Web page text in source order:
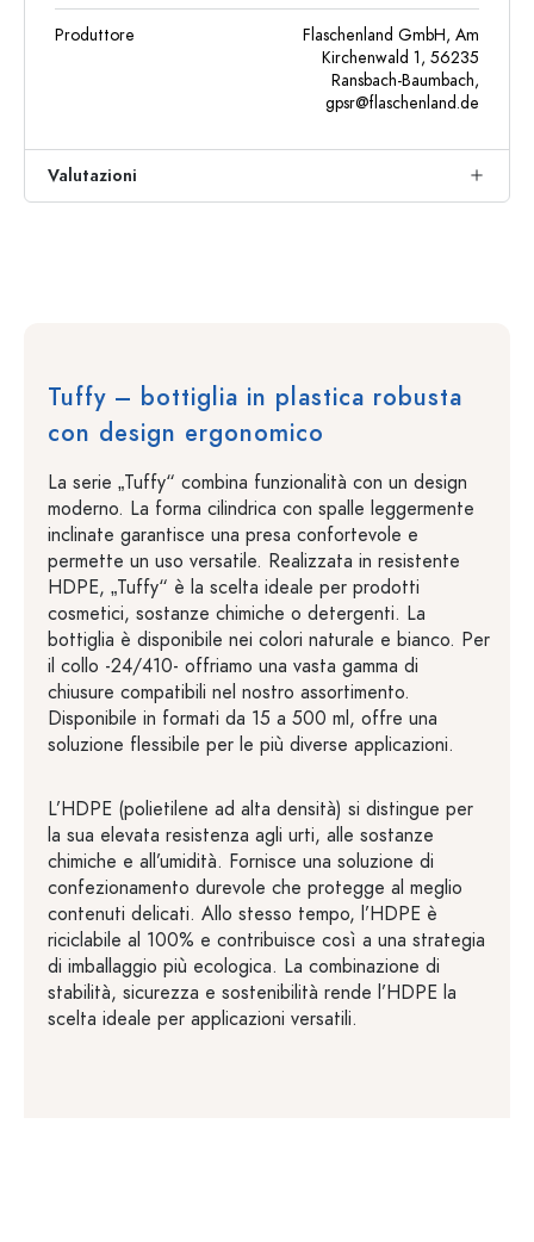
Produttore
Flaschenland GmbH, Am
Kirchenwald 1, 56235
Ransbach-Baumbach,
gpsr@flaschenland.de
Valutazioni
Tuffy – bottiglia in plastica robusta
con design ergonomico
La serie „Tuffy“ combina funzionalità con un design
moderno. La forma cilindrica con spalle leggermente
inclinate garantisce una presa confortevole e
permette un uso versatile. Realizzata in resistente
HDPE, „Tuffy“ è la scelta ideale per prodotti
cosmetici, sostanze chimiche o detergenti. La
bottiglia è disponibile nei colori naturale e bianco. Per
il collo -24/410- offriamo una vasta gamma di
chiusure compatibili nel nostro assortimento.
Disponibile in formati da 15 a 500 ml, offre una
soluzione flessibile per le più diverse applicazioni.
L’HDPE (polietilene ad alta densità) si distingue per
la sua elevata resistenza agli urti, alle sostanze
chimiche e all’umidità. Fornisce una soluzione di
confezionamento durevole che protegge al meglio
contenuti delicati. Allo stesso tempo, l’HDPE è
riciclabile al 100% e contribuisce così a una strategia
di imballaggio più ecologica. La combinazione di
stabilità, sicurezza e sostenibilità rende l’HDPE la
scelta ideale per applicazioni versatili.